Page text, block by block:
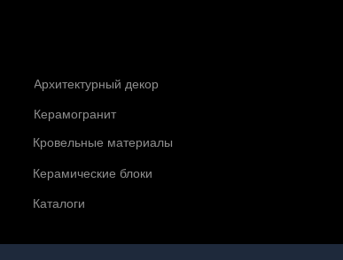
Архитектурный декор
Керамогранит
Каталоги
Кровельные материалы
Керамические блоки